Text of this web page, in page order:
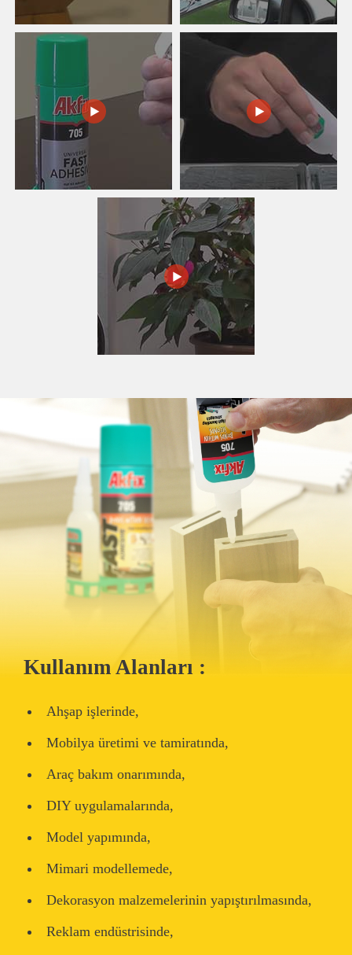
Kullanım Alanları :
Ahşap işlerinde,
Mobilya üretimi ve tamiratında,
Araç bakım onarımında,
DIY uygulamalarında,
Model yapımında,
Mimari modellemede,
Dekorasyon malzemelerinin yapıştırılmasında,
Reklam endüstrisinde,